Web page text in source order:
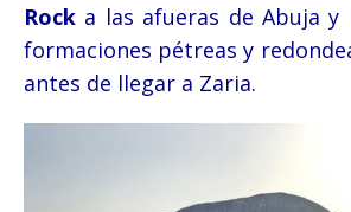
Rock a las afueras de Abuja y
formaciones pétreas y
antes de llegar a Zaria.